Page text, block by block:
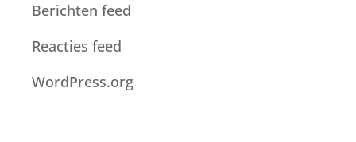
Berichten feed
Reacties feed
WordPress.org